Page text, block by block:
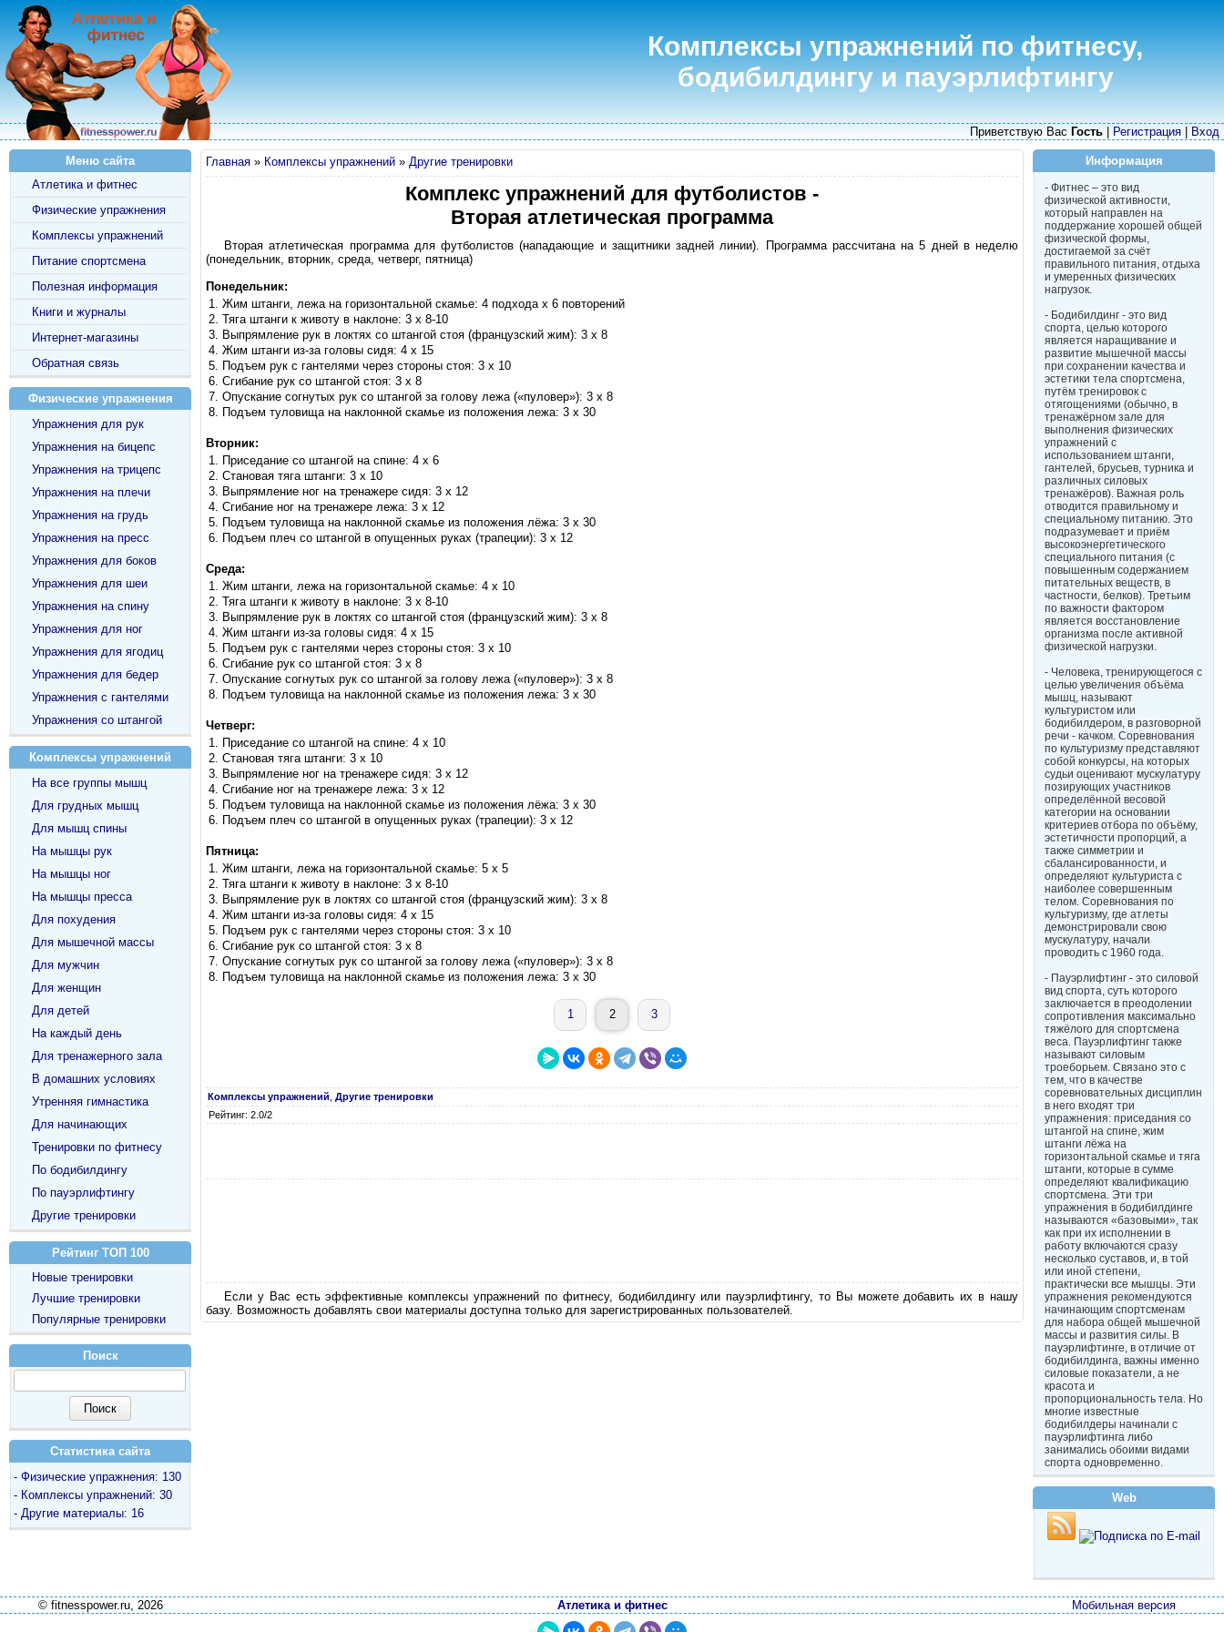
Комплексы упражнений по фитнесу,
бодибилдингу и пауэрлифтингу
Приветствую Вас Гость Регистрация Вход
Главная » Комплексы упражнений » Другие тренировки
Комплекс упражнений для футболистов -
Вторая атлетическая программа
Вторая атлетическая программа для футболистов (нападающие и защитники задней линии). Программа рассчитана на 5 дней в неделю
(понедельник, вторник, среда, четверг, пятница)
Понедельник:
Жим штанги, лежа на горизонтальной скамье: 4 подхода x 6 повторений
Тяга штанги к животу в наклоне: 3 x 8-10
Выпрямление рук в локтях со штангой стоя (французский жим): 3 x 8
Жим штанги из-за головы сидя: 4 x 15
Подъем рук с гантелями через стороны стоя: 3 x 10
Сгибание рук со штангой стоя: 3 x 8
Опускание согнутых рук со штангой за голову лежа («пуловер»): 3 x 8
Подъем туловища на наклонной скамье из положения лежа: 3 x 30
Вторник:
Приседание со штангой на спине: 4 x 6
Становая тяга штанги: 3 x 10
Выпрямление ног на тренажере сидя: 3 x 12
Сгибание ног на тренажере лежа: 3 x 12
Подъем туловища на наклонной скамье из положения лёжа: 3 x 30
Подъем плеч со штангой в опущенных руках (трапеции): 3 x 12
Среда:
Жим штанги, лежа на горизонтальной скамье: 4 x 10
Тяга штанги к животу в наклоне: 3 x 8-10
Выпрямление рук в локтях со штангой стоя (французский жим): 3 x 8
Жим штанги из-за головы сидя: 4 x 15
Подъем рук с гантелями через стороны стоя: 3 x 10
Сгибание рук со штангой стоя: 3 x 8
Опускание согнутых рук со штангой за голову лежа («пуловер»): 3 x 8
Подъем туловища на наклонной скамье из положения лежа: 3 x 30
Четверг:
Приседание со штангой на спине: 4 x 10
Становая тяга штанги: 3 x 10
Выпрямление ног на тренажере сидя: 3 x 12
Сгибание ног на тренажере лежа: 3 x 12
Подъем туловища на наклонной скамье из положения лёжа: 3 x 30
Подъем плеч со штангой в опущенных руках (трапеции): 3 x 12
Пятница:
Жим штанги, лежа на горизонтальной скамье: 5 x 5
Тяга штанги к животу в наклоне: 3 x 8-10
Выпрямление рук в локтях со штангой стоя (французский жим): 3 x 8
Жим штанги из-за головы сидя: 4 x 15
Подъем рук с гантелями через стороны стоя: 3 x 10
Сгибание рук со штангой стоя: 3 x 8
Опускание согнутых рук со штангой за голову лежа («пуловер»): 3 x 8
Подъем туловища на наклонной скамье из положения лежа: 3 x 30
1 2 3
Комплексы упражнений Другие тренировки
Рейтинг: 2.0/2
Если у Вас есть эффективные комплексы упражнений по фитнесу, бодибилдингу или пауэрлифтингу, то Вы можете добавить их в нашу
базу. Возможность добавлять свои материалы доступна только для зарегистрированных пользователей.
Меню сайта
Атлетика и фитнес
Физические упражнения
Комплексы упражнений
Питание спортсмена
Полезная информация
Книги и журналы
Интернет-магазины
Обратная связь
Физические упражнения
Упражнения для рук
Упражнения на бицепс
Упражнения на трицепс
Упражнения на плечи
Упражнения на грудь
Упражнения на пресс
Упражнения для боков
Упражнения для шеи
Упражнения на спину
Упражнения для ног
Упражнения для ягодиц
Упражнения для бедер
Упражнения с гантелями
Упражнения со штангой
Комплексы упражнений
На все группы мышц
Для грудных мышц
Для мышц спины
На мышцы рук
На мышцы ног
На мышцы пресса
Для похудения
Для мышечной массы
Для мужчин
Для женщин
Для детей
На каждый день
Для тренажерного зала
В домашних условиях
Утренняя гимнастика
Для начинающих
Тренировки по фитнесу
По бодибилдингу
По пауэрлифтингу
Другие тренировки
Рейтинг ТОП 100
Новые тренировки
Лучшие тренировки
Популярные тренировки
Поиск
Статистика сайта
- Физические упражнения: 130
- Комплексы упражнений: 30
- Другие материалы: 16
Информация
- Фитнес – это вид
физической активности,
который направлен на
поддержание хорошей общей
физической формы,
достигаемой за счёт
правильного питания, отдыха
и умеренных физических
нагрузок.
- Бодибилдинг - это вид
спорта, целью которого
является наращивание и
развитие мышечной массы
при сохранении качества и
эстетики тела спортсмена,
путём тренировок с
отягощениями (обычно, в
тренажёрном зале для
выполнения физических
упражнений с
использованием штанги,
гантелей, брусьев, турника и
различных силовых
тренажёров). Важная роль
отводится правильному и
специальному питанию. Это
подразумевает и приём
высокоэнергетического
специального питания (с
повышенным содержанием
питательных веществ, в
частности, белков). Третьим
по важности фактором
является восстановление
организма после активной
физической нагрузки.
- Человека, тренирующегося с
целью увеличения объёма
мышц, называют
культуристом или
бодибилдером, в разговорной
речи - качком. Соревнования
по культуризму представляют
собой конкурсы, на которых
судьи оценивают мускулатуру
позирующих участников
определённой весовой
категории на основании
критериев отбора по объёму,
эстетичности пропорций, а
также симметрии и
сбалансированности, и
определяют культуриста с
наиболее совершенным
телом. Соревнования по
культуризму, где атлеты
демонстрировали свою
мускулатуру, начали
проводить с 1960 года.
- Пауэрлифтинг - это силовой
вид спорта, суть которого
заключается в преодолении
сопротивления максимально
тяжёлого для спортсмена
веса. Пауэрлифтинг также
называют силовым
троеборьем. Связано это с
тем, что в качестве
соревновательных дисциплин
в него входят три
упражнения: приседания со
штангой на спине, жим
штанги лёжа на
горизонтальной скамье и тяга
штанги, которые в сумме
определяют квалификацию
спортсмена. Эти три
упражнения в бодибилдинге
называются «базовыми», так
как при их исполнении в
работу включаются сразу
несколько суставов, и, в той
или иной степени,
практически все мышцы. Эти
упражнения рекомендуются
начинающим спортсменам
для набора общей мышечной
массы и развития силы. В
пауэрлифтинге, в отличие от
бодибилдинга, важны именно
силовые показатели, а не
красота и
пропорциональность тела. Но
многие известные
бодибилдеры начинали с
пауэрлифтинга либо
занимались обоими видами
спорта одновременно.
Web
© fitnesspower.ru, 2026 Мобильная версия
Атлетика и фитнес